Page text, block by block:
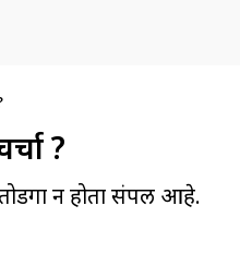
?
न होता संपली आहे.